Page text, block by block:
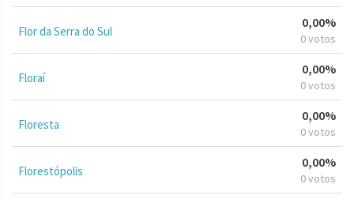
Flor da Serra do Sul
0,00%
0 votos
Floraí
0,00%
0 votos
Floresta
0,00%
0 votos
Florestópolis
0,00%
0 votos